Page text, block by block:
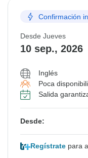
Confirmación
Desde Jueves
10 sep., 2026
Inglés
Poca
Salida
Desde:
Regístrate para